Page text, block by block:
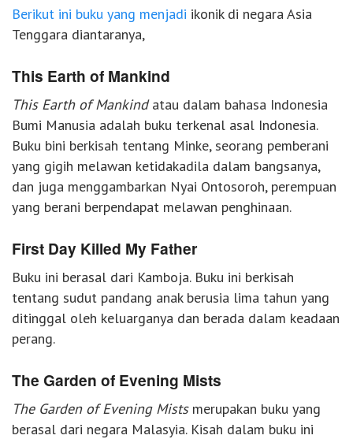
Berikut ini buku yang menjadi ikonik di negara Asia
Tenggara diantaranya,
This Earth of Mankind
This Earth of Mankindatau dalam bahasa Indonesia
Bumi Manusia adalah buku terkenal asal Indonesia.
Buku bini berkisah tentang Minke, seorang pemberani
yang gigih melawan ketidakadila dalam bangsanya,
dan juga menggambarkan Nyai Ontosoroh, perempuan
yang berani berpendapat melawan penghinaan.
First Day Killed My Father
Buku ini berasal dari Kamboja. Buku ini berkisah
tentang sudut pandang anak berusia lima tahun yang
ditinggal oleh keluarganya dan berada dalam keadaan
perang.
The Garden of Evening Mists
The Garden of Evening Mistsmerupakan buku yang
berasal dari negara Malasyia. Kisah dalam buku ini